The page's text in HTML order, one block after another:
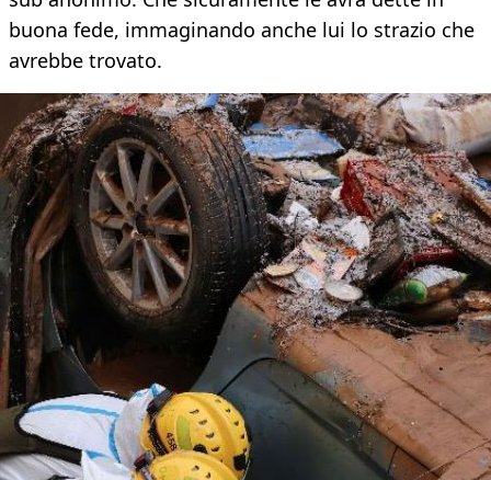
buona fede, immaginando anche lui lo strazio che
avrebbe trovato.